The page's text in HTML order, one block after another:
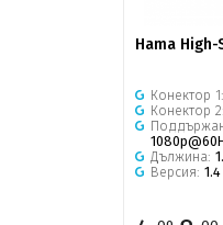
Hama High-
Конектор 1:
Конектор 2:
Дължина:
Версия: 1.4